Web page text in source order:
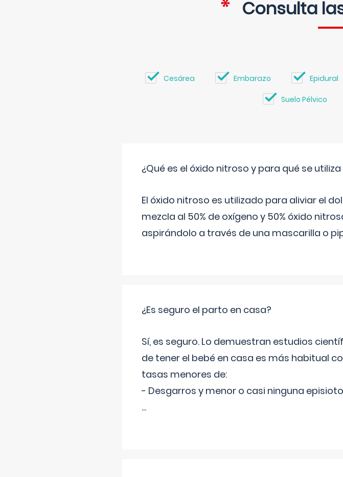
Consulta
Cesárea Embarazo Epidural
Suelo Pélvico
¿Qué es el óxido nitroso y para qué se
El óxido nitroso es utilizado para aliviar el
mezcla al 50% de oxígeno y 50% óxido
aspirándolo a través de una mascarilla o
¿Es seguro el parto en casa?
Sí, es seguro. Lo demuestran estudios
de tener el bebé en casa es más habitual
tasas menores de:
- Desgarros y menor o casi ninguna
...